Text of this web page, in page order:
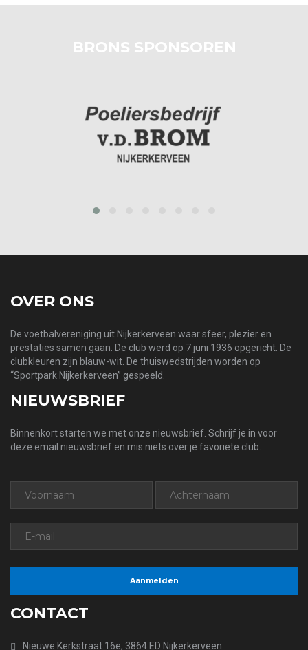
BRONS SPONSOREN
OVER ONS
De voetbalvereniging uit Nijkerkerveen waar sfeer, plezier en
prestaties samen gaan. De club werd op 7 juni 1936 opgericht. De
clubkleuren zijn blauw-wit. De thuiswedstrijden worden op
“Sportpark Nijkerkerveen” gespeeld.
NIEUWSBRIEF
Binnenkort starten we met onze nieuwsbrief. Schrijf je in voor
deze email nieuwsbrief en mis niets over je favoriete club.
CONTACT
Nieuwe Kerkstraat 16e, 3864 ED Nijkerkerveen